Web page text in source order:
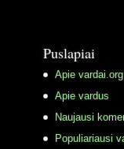
Puslapiai
Apie vardai.org
Apie vardus
Naujausi
Populiariausi